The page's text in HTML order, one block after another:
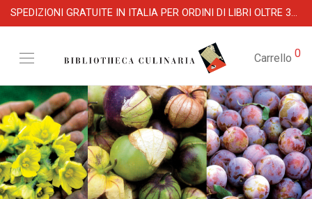
SPEDIZIONI GRATUITE IN ITALIA PER ORDINI DI LIBRI OLTRE 39 €
Carrello 0